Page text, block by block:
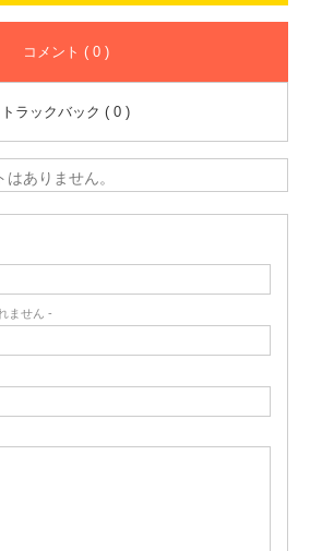
コメント ( 0 )
トラックバック ( 0 )
ありません。
ません -